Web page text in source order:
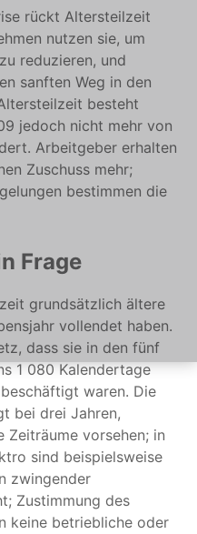
rückt Altersteilzeit
nutzen sie, um
reduzieren, und
sanften Weg in den
besteht
jedoch nicht mehr von
Arbeitgeber erhalten
Zuschuss mehr;
bestimmen die
Frage
grundsätzlich ältere
vollendet haben.
dass sie in den fünf
1 080 Kalendertage
waren. Die
bei drei Jahren,
Zeiträume vorsehen; in
sind beispielsweise
zwingender
Zustimmung des
keine betriebliche oder